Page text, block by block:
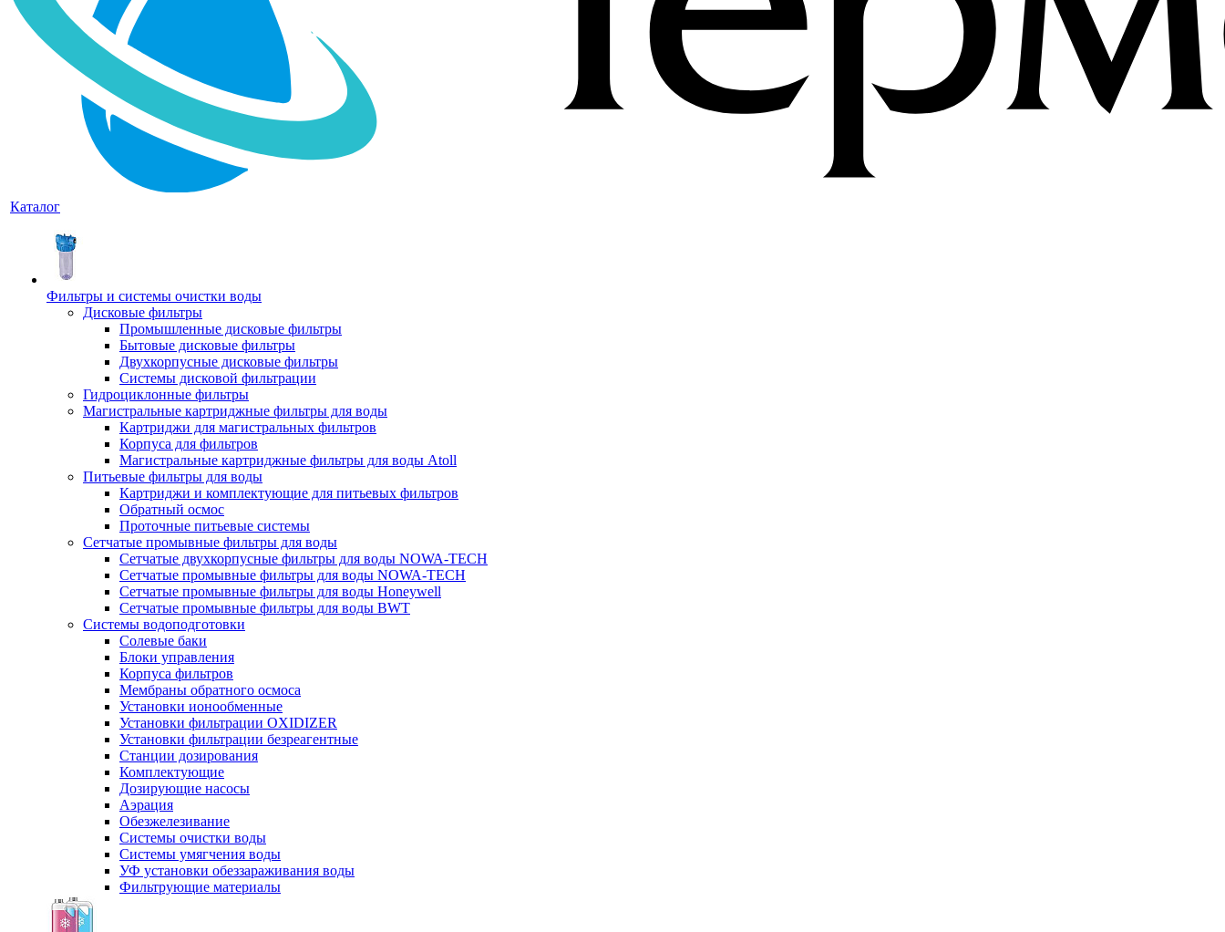
Каталог
Фильтры и системы очистки воды
Дисковые фильтры
Промышленные дисковые фильтры
Бытовые дисковые фильтры
Двухкорпусные дисковые фильтры
Системы дисковой фильтрации
Гидроциклонные фильтры
Магистральные картриджные фильтры для воды
Картриджи для магистральных фильтров
Корпуса для фильтров
Магистральные картриджные фильтры для воды Atoll
Питьевые фильтры для воды
Картриджи и комплектующие для питьевых фильтров
Обратный осмос
Проточные питьевые системы
Сетчатые промывные фильтры для воды
Сетчатые двухкорпусные фильтры для воды NOWA-TECH
Сетчатые промывные фильтры для воды NOWA-TECH
Сетчатые промывные фильтры для воды Honeywell
Сетчатые промывные фильтры для воды BWT
Системы водоподготовки
Солевые баки
Блоки управления
Корпуса фильтров
Мембраны обратного осмоса
Установки ионообменные
Установки фильтрации OXIDIZER
Установки фильтрации безреагентные
Станции дозирования
Комплектующие
Дозирующие насосы
Аэрация
Обезжелезивание
Системы очистки воды
Системы умягчения воды
УФ установки обеззараживания воды
Фильтрующие материалы